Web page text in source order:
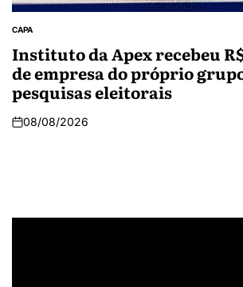
CAPA
Instituto da Apex recebeu
de empresa do próprio
pesquisas eleitorais
08/08/2026